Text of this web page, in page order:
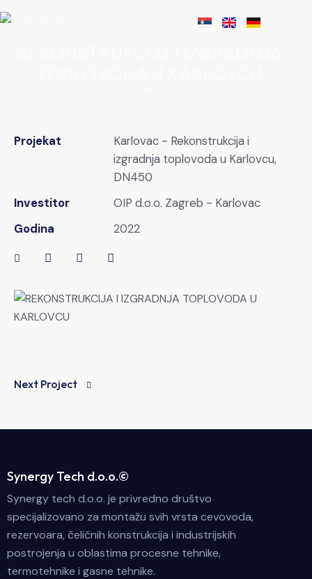
Projekat
Karlovac - Rekonstrukcija i
izgradnja toplovoda u Karlovcu,
DN450
Investitor
OIP d.o.o. Zagreb - Karlovac
Godina
2022
Next Project
Synergy Tech d.o.o.©
Synergy tech d.o.o. je privredno društvo
specijalizovano za montažu svih vrsta cevovoda,
rezervoara, čeličnih konstrukcija i industrijskih
postrojenja u oblastima procesne tehnike,
termotehnike i gasne tehnike.